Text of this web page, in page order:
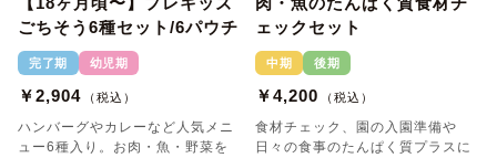
ごちそう6種セット/6パウチ
完了期 幼児期
￥2,904 （税込）
ハンバーグやカレーなど人気メニ
ュー6種入り。お肉・魚・野菜を
ェックセット
中期 後期
￥4,200 （税込）
食材チェック、園の入園準備や
日々の食事のたんぱく質プラスに